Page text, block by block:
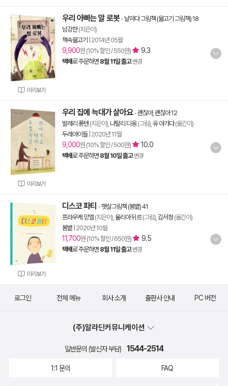
미리보기
우리 아빠는 알 로봇- 날마다 그림책 (물고기 그림책) 18
남강한(지은이)
책속물고기
2014년 05월
9,900원 (10% 할인 / 550원) 9.3
택배로 주문하면 8월 11일 출고 변경
미리보기
우리 집에 늑대가 살아요-괜찮아, 괜찮아 12
발레리 퐁텐 (지은이), 나탈리 디옹(그림), 유 아가다(옮긴이)
두레아이들| 2020년 11월
9,000원 (10% 할인 / 500원) 10.0
택배로 주문하면 8월 10일 출고 변경
미리보기
디스코 파티 -햇살그림책 (봄볕) 41
프라우케 앙엘 (지은이), 율리아 뒤르(그림), 김서정 (옮긴이)
봄볕 2020년 10월
11,700원 (10% 할인 / 650원) 9.5
택배로 주문하면 8월 11일 출고 변경
로그인 전체 메뉴 회사 소개 출판사 안내 PC 버전
(주)알라딘커뮤니케이션
일반문의 (발신자 부담) 1544-2514
1:1 문의 FAQ